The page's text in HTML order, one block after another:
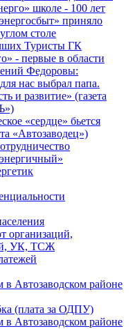
школе - 100 лет
приняло
столе
Туристы ГК
- первые в области
Федоровы:
нас выбрал папа.
и развитие» (газета
«сердце» бьется
«Автозаводец»)
организаций,
УК, ТСЖ
Автозаводском районе
(плата за ОДПУ)
Автозаводском районе